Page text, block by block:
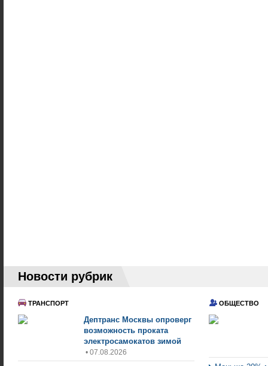
Новости рубрик
ТРАНСПОРТ
Дептранс Москвы опроверг
возможность проката
электросамокатов зимой
• 07.08.2026
ОБЩЕСТВО